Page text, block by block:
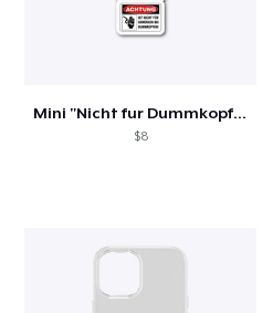
Mini "Nicht fur Dummkopfen" stickers
$8